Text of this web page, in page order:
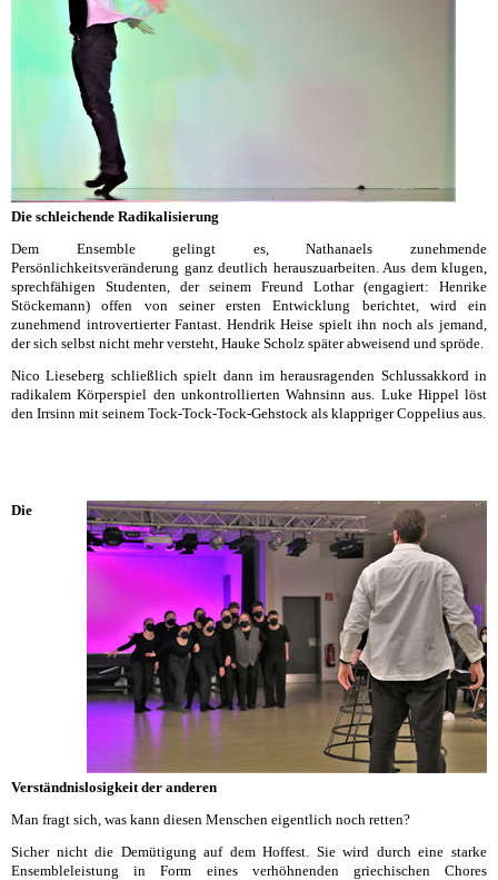
Die schleichende Radikalisierung
Dem Ensemble gelingt es, Nathanaels zunehmende
Persönlichkeitsveränderung ganz deutlich herauszuarbeiten. Aus dem klugen,
sprechfähigen Studenten, der seinem Freund Lothar (engagiert: Henrike
Stöckemann) offen von seiner ersten Entwicklung berichtet, wird ein
zunehmend introvertierter Fantast. Hendrik Heise spielt ihn noch als jemand,
der sich selbst nicht mehr versteht, Hauke Scholz später abweisend und spröde.
Nico Lieseberg schließlich spielt dann im herausragenden Schlussakkord in
radikalem Körperspiel den unkontrollierten Wahnsinn aus. Luke Hippel löst
den Irrsinn mit seinem Tock-Tock-Tock-Gehstock als klappriger Coppelius aus.
Die
Verständnislosigkeit der anderen
Man fragt sich, was kann diesen Menschen eigentlich noch retten?
Sicher nicht die Demütigung auf dem Hoffest. Sie wird durch eine starke
Ensembleleistung in Form eines verhöhnenden griechischen Chores